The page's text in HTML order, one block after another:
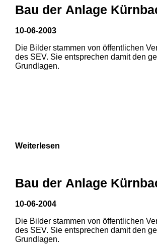
1 2
Bau der Anlage
10-06-2003
Die Bilder stammen von öffentlichen
des SEV. Sie entsprechen damit den
Grundlagen.
Weiterlesen
Bau der Anlage
10-06-2004
Die Bilder stammen von öffentlichen
des SEV. Sie entsprechen damit den
Grundlagen.